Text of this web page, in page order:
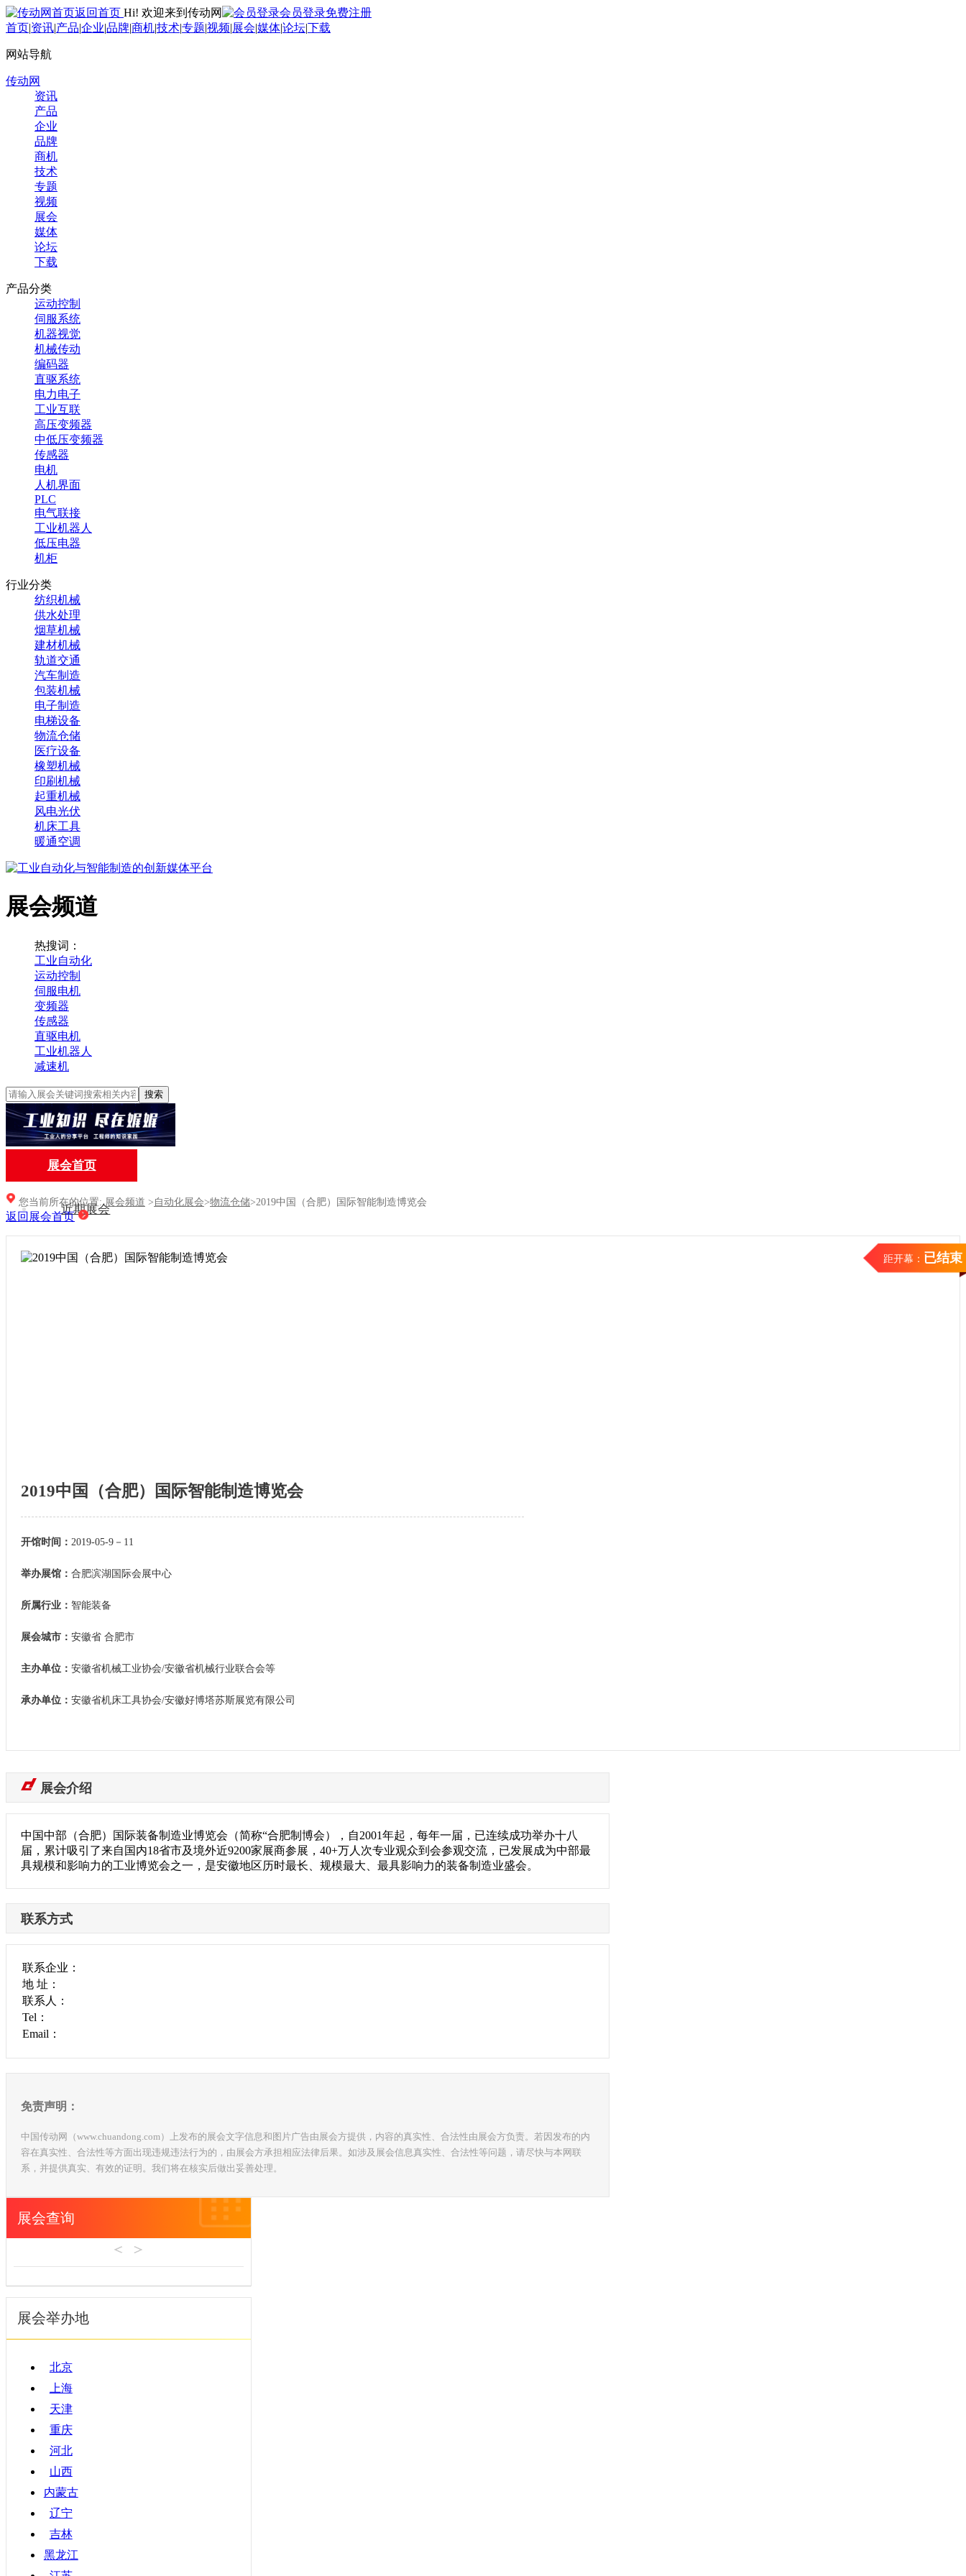
返回首页 Hi! 欢迎来到传动网 会员登录免费注册
首页|资讯|产品|企业|品牌|商机|技术|专题|视频|展会|媒体|论坛|下载
网站导航
传动网
资讯
产品
企业
品牌
商机
技术
专题
视频
展会
媒体
论坛
下载
产品分类
运动控制
伺服系统
机器视觉
机械传动
编码器
直驱系统
电力电子
工业互联
高压变频器
中低压变频器
传感器
电机
人机界面
PLC
电气联接
工业机器人
低压电器
机柜
行业分类
纺织机械
供水处理
烟草机械
建材机械
轨道交通
汽车制造
包装机械
电子制造
电梯设备
物流仓储
医疗设备
橡塑机械
印刷机械
起重机械
风电光伏
机床工具
暖通空调
展会频道
热搜词：
工业自动化
运动控制
伺服电机
变频器
传感器
直驱电机
工业机器人
减速机
搜索
展会首页
近期展会
您当前所在的位置: 展会频道 > 自动化展会>物流仓储>2019中国（合肥）国际智能制造博览会
返回展会首页
2019中国（合肥）国际智能制造博览会
开馆时间： 2019-05-9－11
举办展馆： 合肥滨湖国际会展中心
所属行业： 智能装备
展会城市： 安徽省 合肥市
主办单位： 安徽省机械工业协会/安徽省机械行业联合会等
承办单位： 安徽省机床工具协会/安徽好博塔苏斯展览有限公司
距开幕： 已结束
展会介绍
中国中部（合肥）国际装备制造业博览会（简称“合肥制博会），自2001年起，每年一届，已连续成功举办十八
届，累计吸引了来自国内18省市及境外近9200家展商参展，40+万人次专业观众到会参观交流，已发展成为中部最
具规模和影响力的工业博览会之一，是安徽地区历时最长、规模最大、最具影响力的装备制造业盛会。
联系方式
联系企业：
地 址：
联系人：
Tel：
Email：
免责声明：
中国传动网（www.chuandong.com）上发布的展会文字信息和图片广告由展会方提供，内容的真实性、合法性由展会方负责。若因发布的内
容在真实性、合法性等方面出现违规违法行为的，由展会方承担相应法律后果。如涉及展会信息真实性、合法性等问题，请尽快与本网联
系，并提供真实、有效的证明。我们将在核实后做出妥善处理。
展会查询
展会举办地
北京
上海
天津
重庆
河北
山西
内蒙古
辽宁
吉林
黑龙江